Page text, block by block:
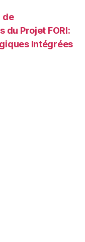
de
du Projet FORI:
Intégrées